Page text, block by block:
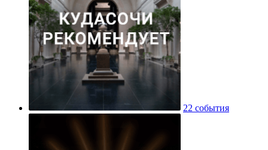
22 события